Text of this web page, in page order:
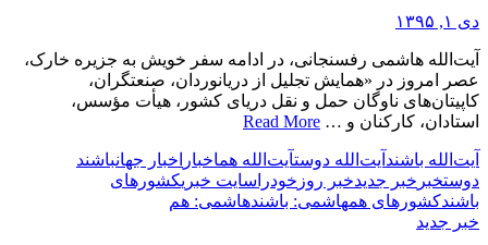
دی ۱, ۱۳۹۵
آیت‌الله هاشمی رفسنجانی، در ادامه سفر خویش به جزیره خارک،
عصر امروز در «همایش تجلیل از دریانوردان، صنعتگران،
کاپیتان‌های ناوگان حمل و نقل دریای کشور، هیأت مؤسس،
استادان، کارکنان و … Read More
آیت‌الله باشند آیت‌الله دوستآیت‌الله هماخبار اخبار جهانباشند
دوستخبر خبر جدیدخبر روز خودرا سایت خبریکشورهای
باشندکشورهای همهاشمی: باشندهاشمی: هم
خبر جدید